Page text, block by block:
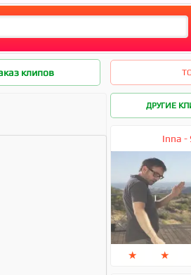
клипов
ДРУГИЕ
Inna -
★ ★